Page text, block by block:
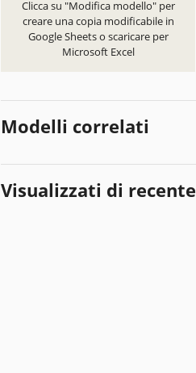
Clicca su "Modifica modello" per
creare una copia modificabile in
Google Sheets o scaricare per
Microsoft Excel
Modelli correlati
Visualizzati di recente